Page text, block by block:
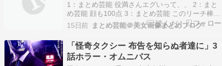
1：まとめ芸能 役満さんエグいって、、 2：まと
め芸能 顔も100点 3：まとめ芸能 このリーチ棒
が！ 4：まとめ芸能 性格悪そうなのも最高よね
5：まとめ芸能 たまには満貫ボディ゙ーとかハネ
満ボディーとか見たいんだけど 6：まとめ芸能 身
体は役満、顔は5200
15日前 まとめ芸能＠美女画像まとめブログ
「怪奇タクシー 布告を知らぬ者達に」3
話ホラー・オムニバス